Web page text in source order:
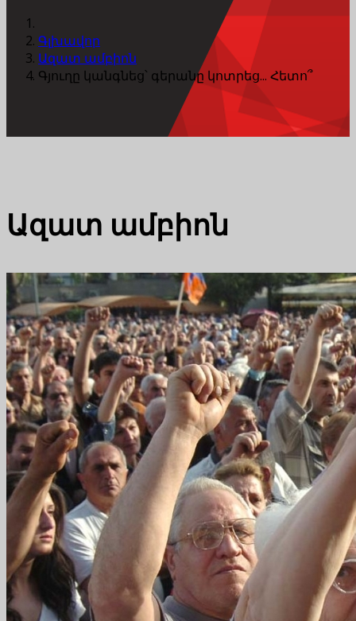
Գլխավոր
Ազատ ամբիոն
Գյուղը կանգնեց՝ գերանը կոտրեց... Հետո՞
Ազատ ամբիոն